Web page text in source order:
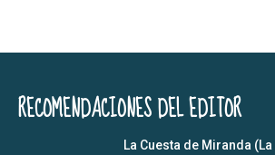
RECOMENDACIONES DEL EDITOR
La Cuesta de Miranda